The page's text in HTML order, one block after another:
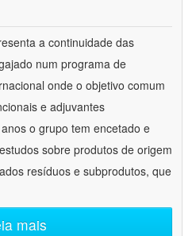
a continuidade das
num programa de
onde o objetivo comum
e adjuvantes
o grupo tem encetado e
sobre produtos de origem
resíduos e subprodutos, que
mais